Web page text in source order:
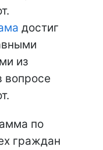
достиг
из
вопросе
по
граждан